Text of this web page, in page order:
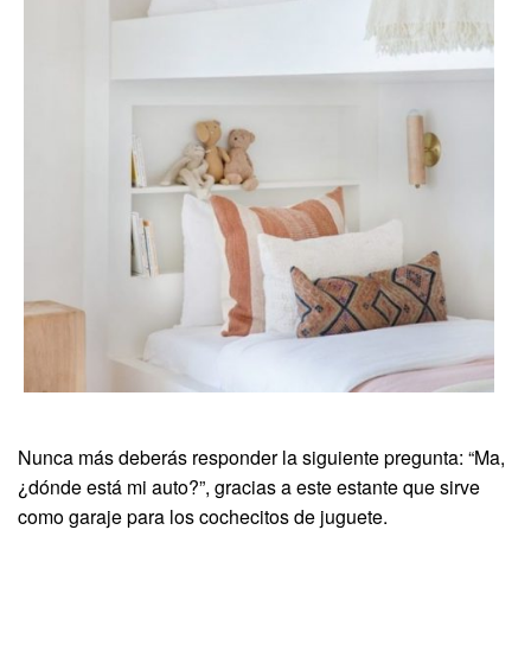
Nunca más deberás responder la siguiente pregunta: “Ma,
¿dónde está mi auto?”, gracias a este estante que sirve
como garaje para los cochecitos de juguete.